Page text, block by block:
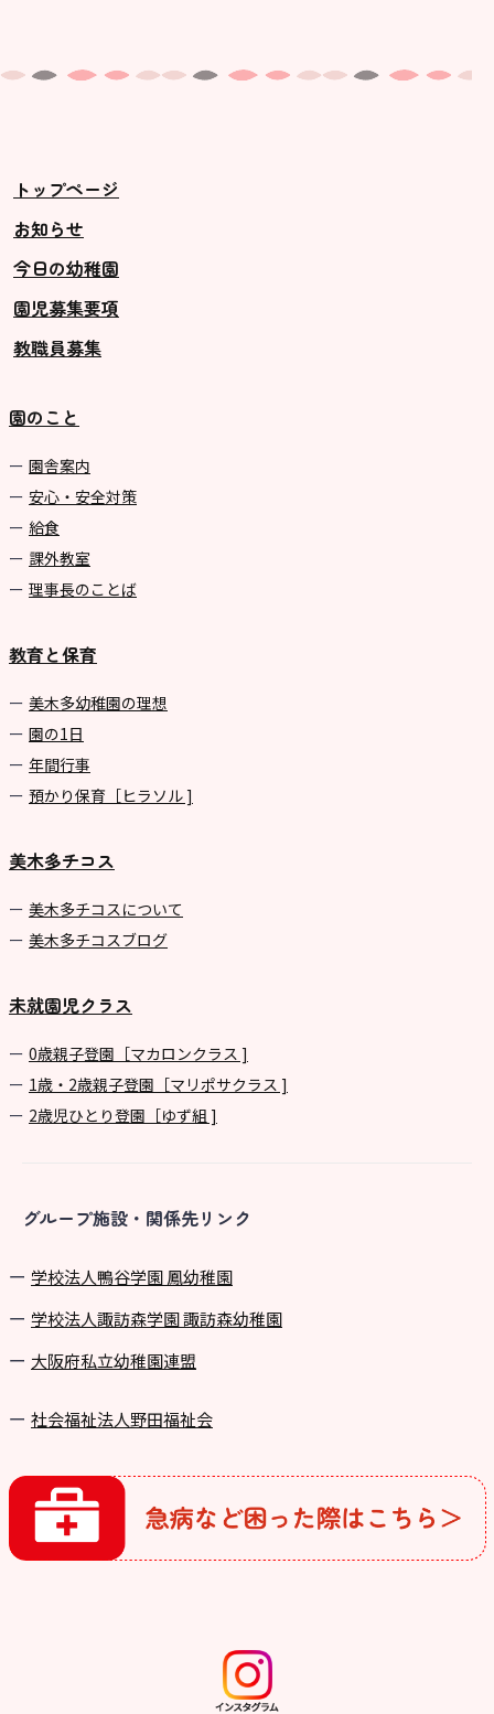
トップページ
お知らせ
今日の幼稚園
園児募集要項
教職員募集
園のこと
園舎案内
安心・安全対策
給食
課外教室
理事長のことば
教育と保育
美⽊多幼稚園の理想
園の1⽇
年間⾏事
預かり保育［ヒラソル ]
美木多チコス
美⽊多チコスについて
美⽊多チコスブログ
未就園児クラス
0歳親子登園［マカロンクラス ]
1歳・2歳親子登園［マリポサクラス ]
2歳児ひとり登園［ゆず組 ]
グループ施設・関係先リンク
学校法⼈鴨⾕学園 鳳幼稚園
学校法⼈諏訪森学園 諏訪森幼稚園
⼤阪府私⽴幼稚園連盟
社会福祉法人野田福祉会
未就園児クラス
ス ]
2歳児ひとり登園［ゆず組 ]
グループ施設・
関係先リンク
学校法⼈諏訪森学園 諏訪森幼稚
園
⼤阪府私⽴幼稚園連盟
社会福祉法人野田福祉会